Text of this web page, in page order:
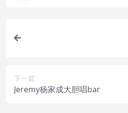
下一篇
Jeremy杨家成大胆唱bar